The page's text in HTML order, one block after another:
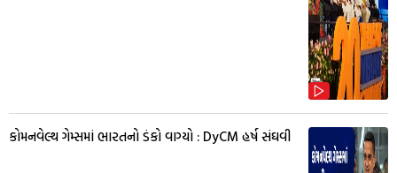
કોમનવેલ્થ ગેમ્સમાં ભારતનો ડંકો વાગ્યો : DyCM હર્ષ સંઘવી